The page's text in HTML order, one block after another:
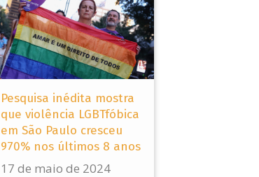
Pesquisa inédita mostra
que violência LGBTfóbica
em São Paulo cresceu
970% nos últimos 8 anos
17 de maio de 2024